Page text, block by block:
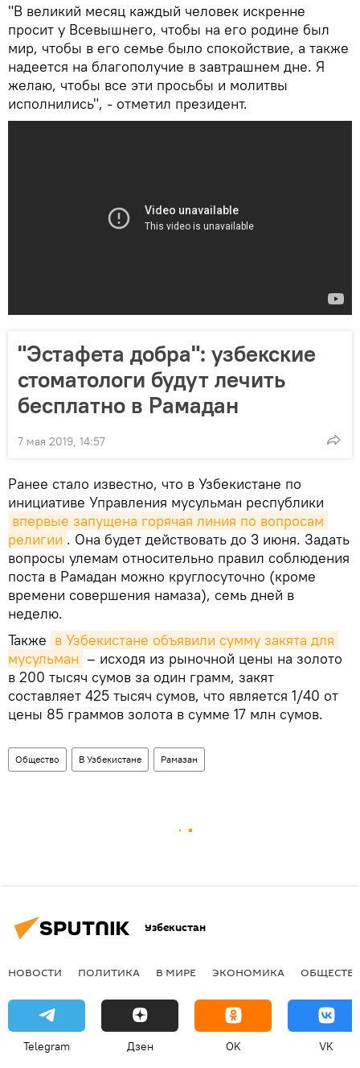
"В великий месяц каждый человек искренне
просит у Всевышнего, чтобы на его родине был
мир, чтобы в его семье было спокойствие, а также
надеется на благополучие в завтрашнем дне. Я
желаю, чтобы все эти просьбы и молитвы
исполнились", - отметил президент.
"Эстафета добра": узбекские
стоматологи будут лечить
бесплатно в Рамадан
7 мая 2019, 14:57
Ранее стало известно, что в Узбекистане по
инициативе Управления мусульман республики
впервые запущена горячая линия по вопросам
религии . Она будет действовать до 3 июня. Задать
вопросы улемам относительно правил соблюдения
поста в Рамадан можно круглосуточно (кроме
времени совершения намаза), семь дней в
неделю.
Также в Узбекистане объявили сумму закята для
мусульман – исходя из рыночной цены на золото
в 200 тысяч сумов за один грамм, закят
составляет 425 тысяч сумов, что является 1/40 от
цены 85 граммов золота в сумме 17 млн сумов.
Общество В Узбекистане Рамазан
Узбекистан
НОВОСТИ ПОЛИТИКА В МИРЕ ЭКОНОМИКА
Telegram Дзен OK VK